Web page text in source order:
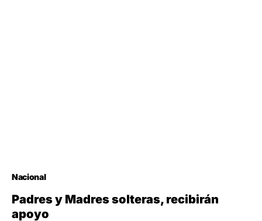
Nacional
Padres y Madres solteras, recibirán
apoyo